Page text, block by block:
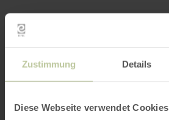
Zustimmung Details
Diese Webseite verwendet Cookies